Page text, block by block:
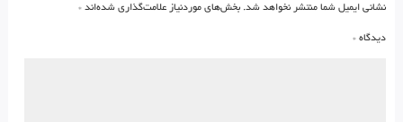
نشانی ایمیل شما منتشر نخواهد شد. بخش‌های موردنیاز علامت‌گذاری شده‌اند *
دیدگاه *